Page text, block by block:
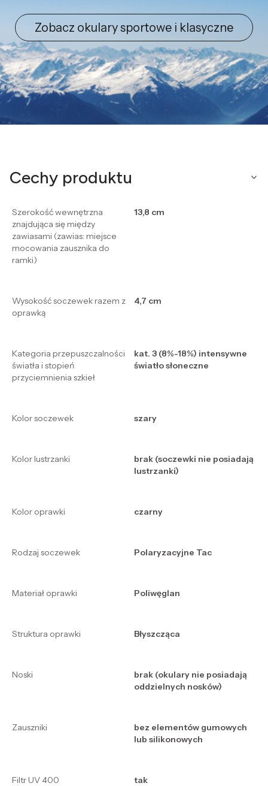
Zobacz okulary sportowe i klasyczne
Cechy produktu
Szerokość wewnętrzna
znajdująca się między
zawiasami (zawias: miejsce
mocowania zausznika do
ramki)
13,8 cm
Wysokość soczewek razem z
oprawką
4,7 cm
Kategoria przepuszczalności
światła i stopień
przyciemnienia szkieł
kat. 3 (8%-18%) intensywne
światło słoneczne
Kolor soczewek szary
Kolor lustrzanki
brak (soczewki nie posiadają
lustrzanki)
Kolor oprawki czarny
Rodzaj soczewek Polaryzacyjne Tac
Materiał oprawki Poliwęglan
Struktura oprawki Błyszcząca
Noski
brak (okulary nie posiadają
oddzielnych nosków)
Zauszniki
bez elementów gumowych
lub silikonowych
Filtr UV 400 tak